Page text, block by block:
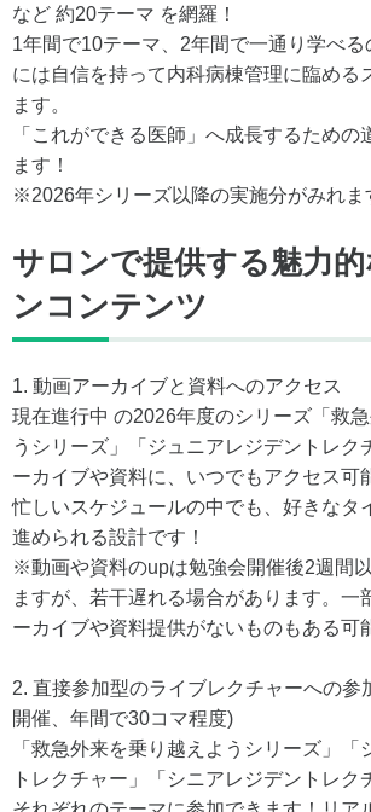
など 約20テーマ を網羅！
1年間で10テーマ、2年間で一通り学べ
には自信を持って内科病棟管理に臨める
ます。
「これができる医師」へ成長するための
ます！
※2026年シリーズ以降の実施分がみれま
サロンで提供する魅力
ンコンテンツ
1. 動画アーカイブと資料へのアクセス
現在進行中 の2026年度のシリーズ「救
うシリーズ」「ジュニアレジデントレク
ーカイブや資料に、いつでもアクセス可
忙しいスケジュールの中でも、好きなタ
進められる設計です！
※動画や資料のupは勉強会開催後2週間
ますが、若干遅れる場合があります。一
ーカイブや資料提供がないものもある可
2. 直接参加型のライブレクチャーへの参
開催、年間で30コマ程度)
「救急外来を乗り越えようシリーズ」「
トレクチャー」「シニアレジデントレク